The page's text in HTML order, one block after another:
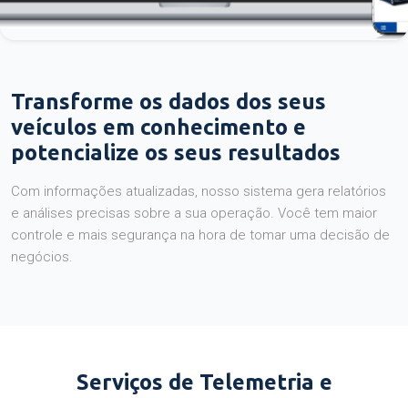
Transforme os dados dos seus
veículos em conhecimento e
potencialize os seus resultados
Com informações atualizadas, nosso sistema gera relatórios
e análises precisas sobre a sua operação. Você tem maior
controle e mais segurança na hora de tomar uma decisão de
negócios.
Serviços de Telemetria e